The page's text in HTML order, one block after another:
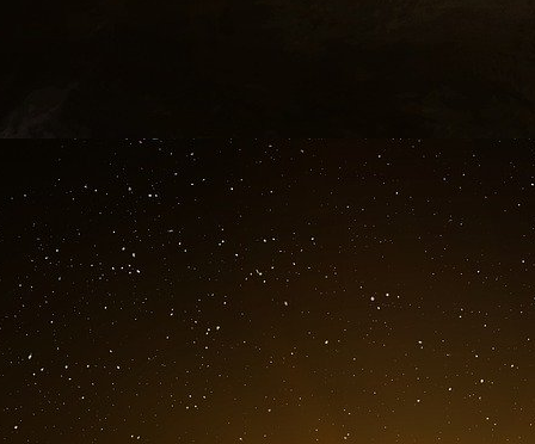
Bon, bref le président Trump a gagné
tortueux calculs de cuisine politicienne à
du fond du cœur, tout d’un bloc, sans faire
décortiquer son discours de campagne
segmentation du marchéélectoral. Tout le
s’adressait qu’aux minorités ethniques
minorités sexuelles en déclinant tout le
cette étrange minorité partout majoritaire ;
multinationales de l’agrochimie et des
B’nai B’rith (ces deux derniers qu’avait
Poisson lors de la primaire des